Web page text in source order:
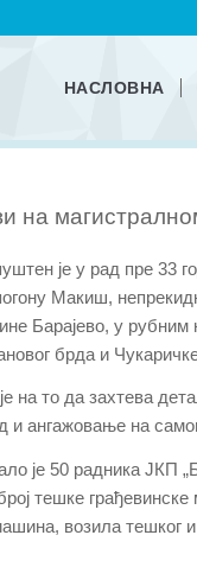
НАСЛОВНА
на
је у рад пре 33
Макиш,
Барајево, у
брда и
на то да захтева
и ангажовање на
је 50 радника ЈКП
тешке грађевинске
возила тешког и